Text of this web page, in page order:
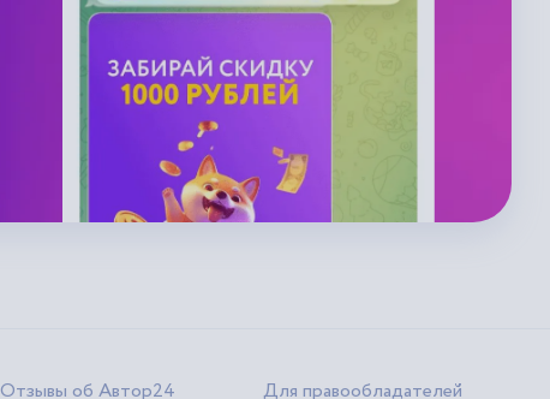
Отзывы об Автор24 Для правообладателей